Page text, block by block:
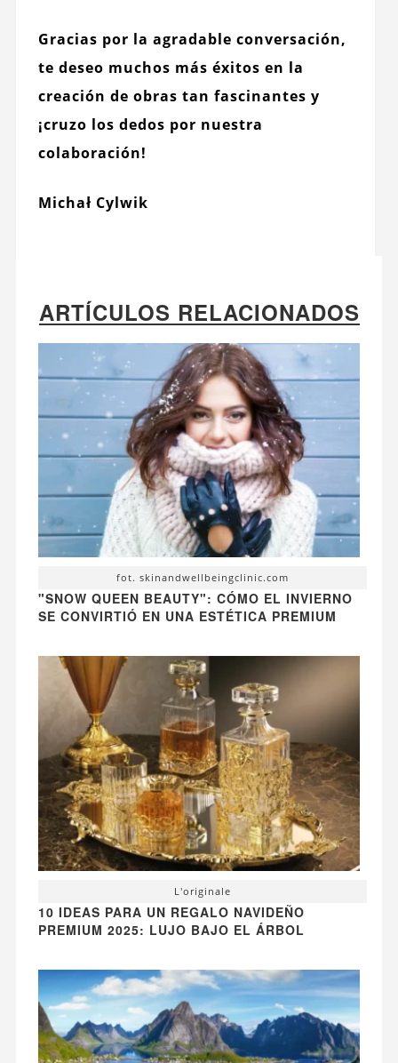
Gracias por la agradable conversación,
te deseo muchos más éxitos en la
creación de obras tan fascinantes y
¡cruzo los dedos por nuestra
colaboración!
Michał Cylwik
ARTÍCULOS RELACIONADOS
fot. skinandwellbeingclinic.com
"SNOW QUEEN BEAUTY": CÓMO EL INVIERNO
SE CONVIRTIÓ EN UNA ESTÉTICA PREMIUM
L'originale
10 IDEAS PARA UN REGALO NAVIDEÑO
PREMIUM 2025: LUJO BAJO EL ÁRBOL